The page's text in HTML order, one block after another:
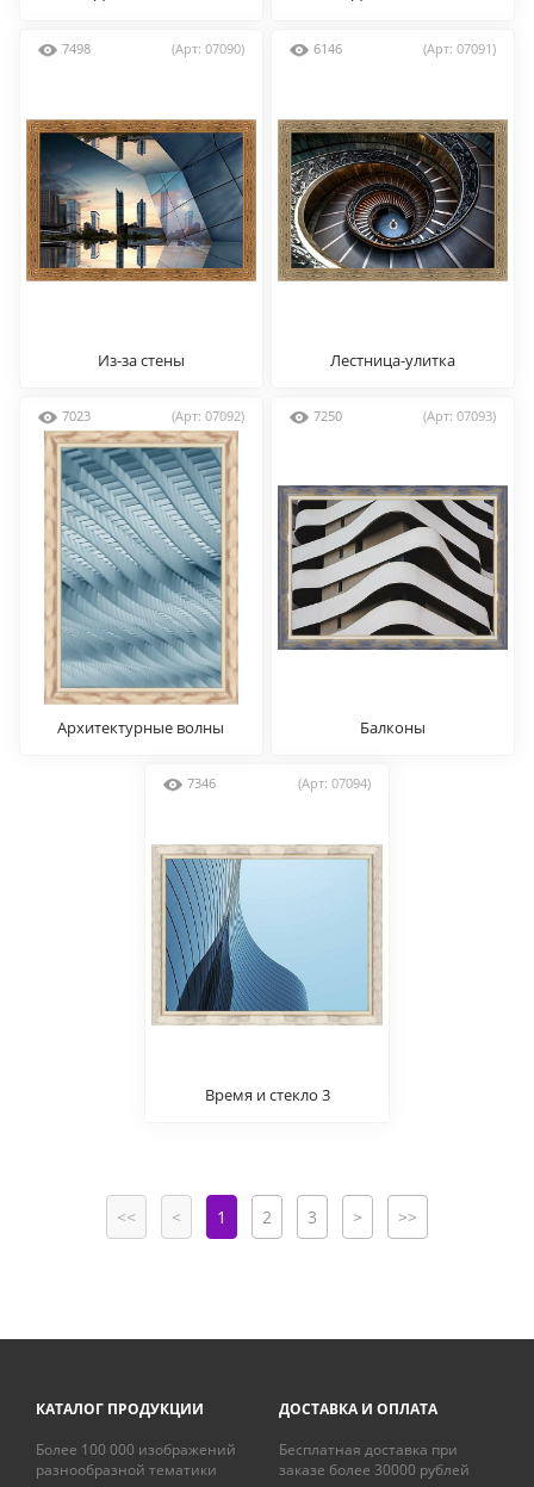
7498 (Арт: 07090)
Из-за стены
6146 (Арт: 07091)
Лестница-улитка
7023 (Арт: 07092)
Архитектурные волны
7250 (Арт: 07093)
Балконы
7346 (Арт: 07094)
Время и стекло 3
<< < 1 2 3 > >>
КАТАЛОГ ПРОДУКЦИИ
Более 100 000 изображений
разнообразной тематики
ДОСТАВКА И ОПЛАТА
Бесплатная доставка при
заказе более 30000 рублей